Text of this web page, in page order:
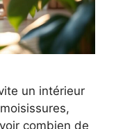
un intérieur
combien de